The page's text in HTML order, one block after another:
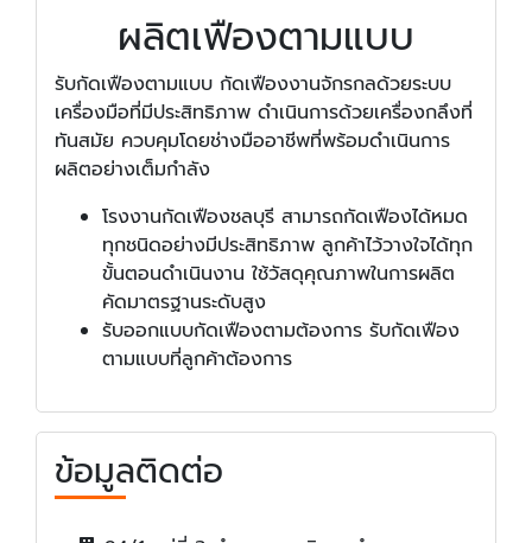
ผลิตเฟืองตามแบบ
รับกัดเฟืองตามแบบ กัดเฟืองงานจักรกลด้วยระบบ
เครื่องมือที่มีประสิทธิภาพ ดำเนินการด้วยเครื่องกลึงที่
ทันสมัย ควบคุมโดยช่างมืออาชีพที่พร้อมดำเนินการ
ผลิตอย่างเต็มกำลัง
โรงงานกัดเฟืองชลบุรี สามารถกัดเฟืองได้หมด
ทุกชนิดอย่างมีประสิทธิภาพ ลูกค้าไว้วางใจได้ทุก
ขั้นตอนดำเนินงาน ใช้วัสดุคุณภาพในการผลิต
คัดมาตรฐานระดับสูง
รับออกแบบกัดเฟืองตามต้องการ รับกัดเฟือง
ตามแบบที่ลูกค้าต้องการ
ข้อมูลติดต่อ